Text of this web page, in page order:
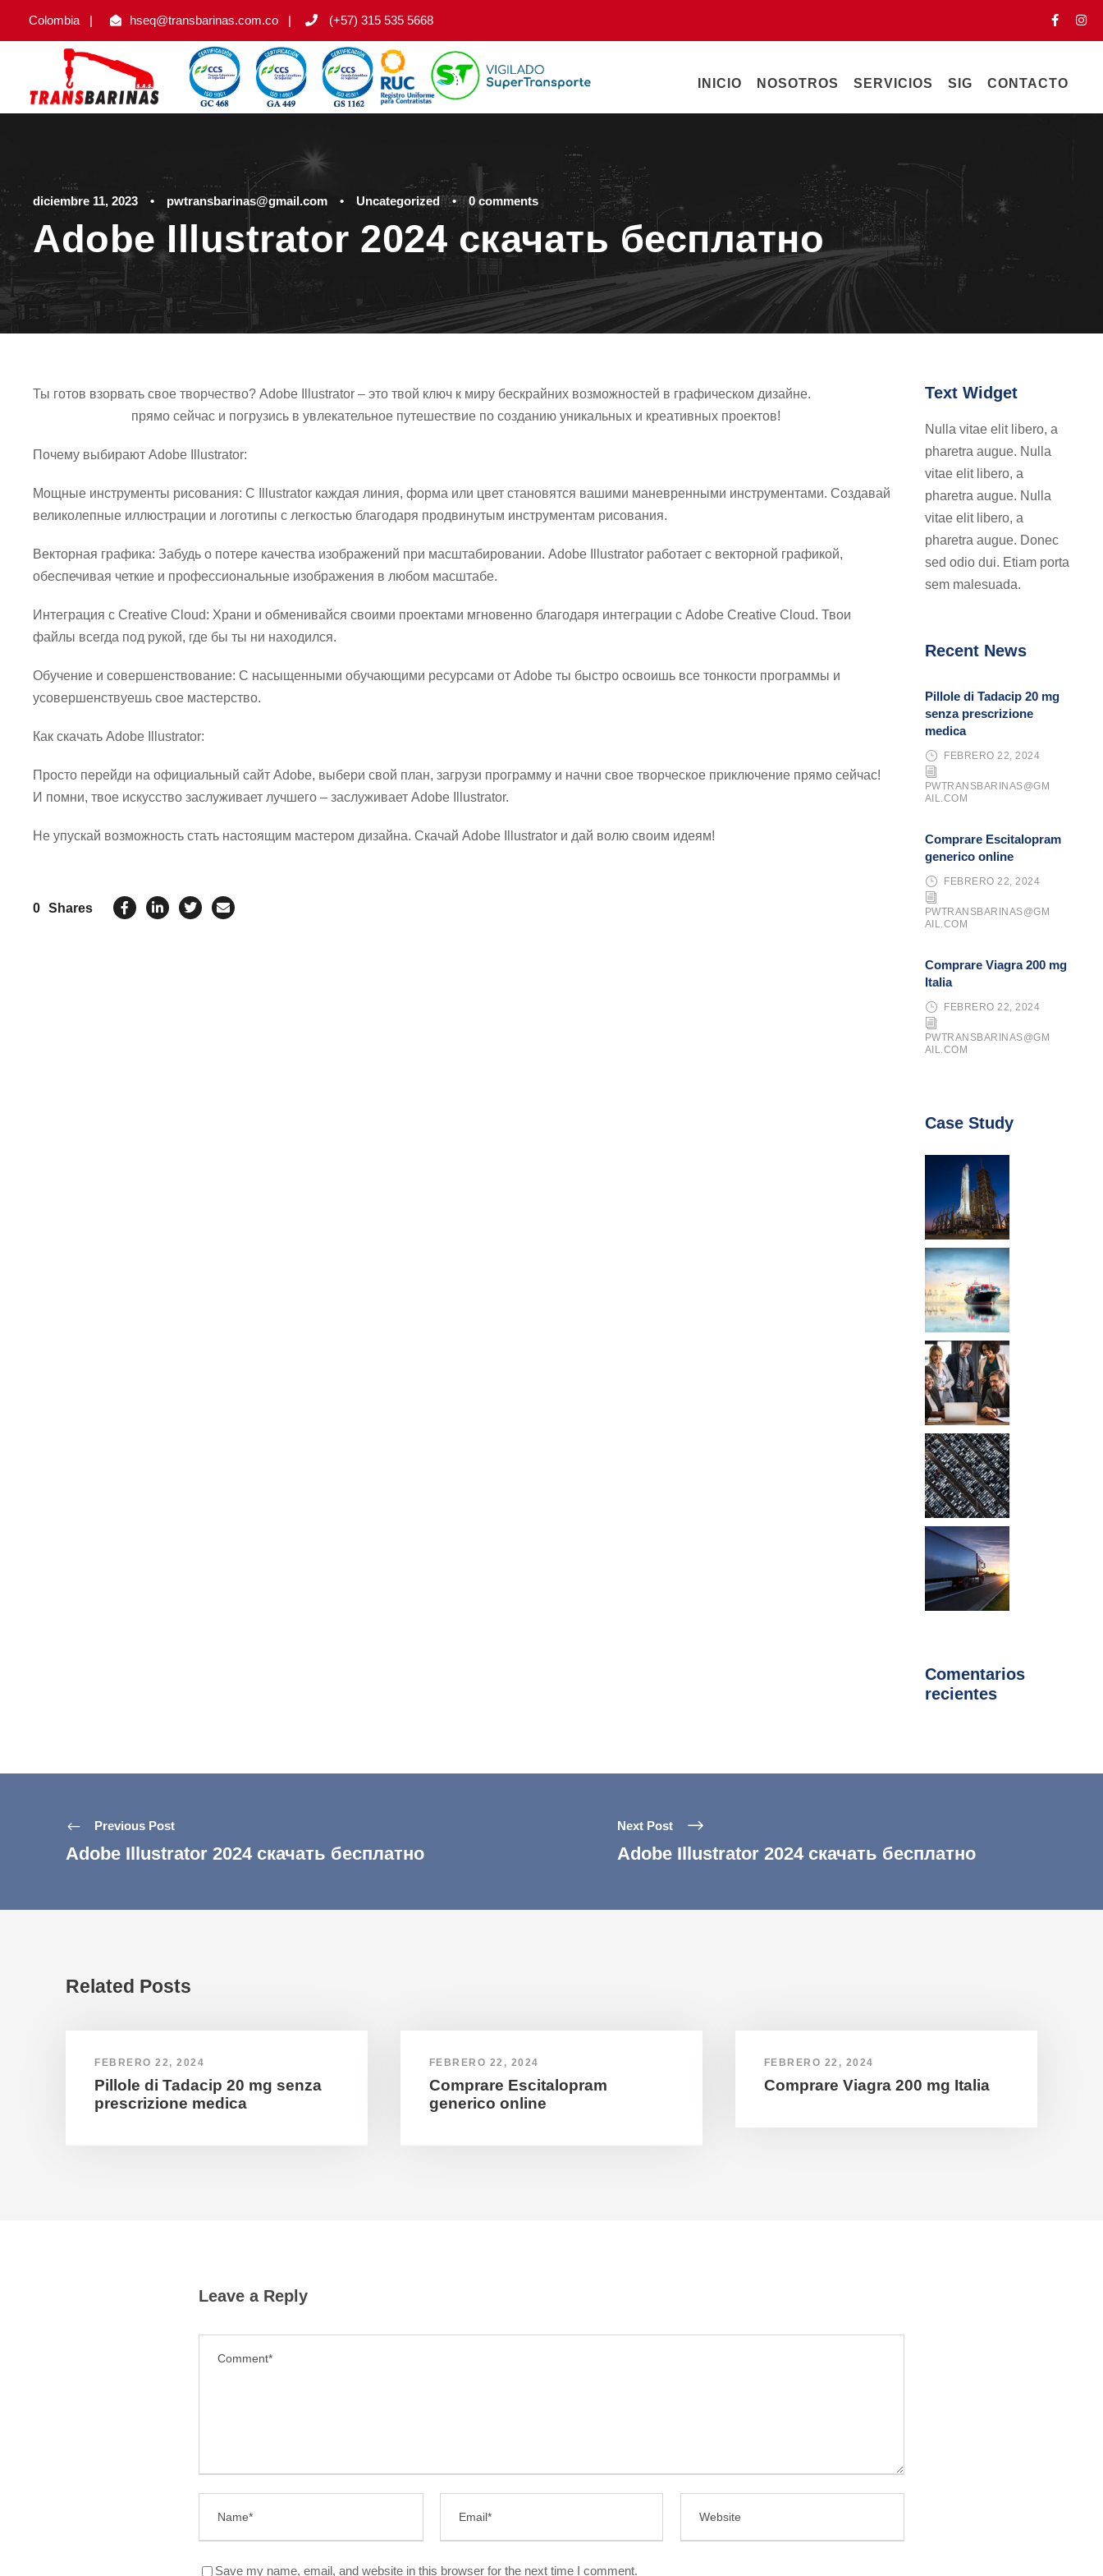
Colombia | hseq@transbarinas.com.co | (+57) 315 535 5668
INICIO NOSOTROS SERVICIOS SIG CONTACTO
diciembre 11, 2023 • pwtransbarinas@gmail.com • Uncategorized • 0 comments
Adobe Illustrator 2024 скачать бесплатно
Ты готов взорвать свое творчество? Adobe Illustrator – это твой ключ к миру бескрайних возможностей в графическом дизайне.
прямо сейчас и погрузись в увлекательное путешествие по созданию уникальных и креативных проектов!
Почему выбирают Adobe Illustrator:
Мощные инструменты рисования: С Illustrator каждая линия, форма или цвет становятся вашими маневренными инструментами. Создавай
великолепные иллюстрации и логотипы с легкостью благодаря продвинутым инструментам рисования.
Векторная графика: Забудь о потере качества изображений при масштабировании. Adobe Illustrator работает с векторной графикой,
обеспечивая четкие и профессиональные изображения в любом масштабе.
Интеграция с Creative Cloud: Храни и обменивайся своими проектами мгновенно благодаря интеграции с Adobe Creative Cloud. Твои
файлы всегда под рукой, где бы ты ни находился.
Обучение и совершенствование: С насыщенными обучающими ресурсами от Adobe ты быстро освоишь все тонкости программы и
усовершенствуешь свое мастерство.
Как скачать Adobe Illustrator:
Просто перейди на официальный сайт Adobe, выбери свой план, загрузи программу и начни свое творческое приключение прямо сейчас!
И помни, твое искусство заслуживает лучшего – заслуживает Adobe Illustrator.
Не упускай возможность стать настоящим мастером дизайна. Скачай Adobe Illustrator и дай волю своим идеям!
0 Shares
Text Widget
Nulla vitae elit libero, a
pharetra augue. Nulla
vitae elit libero, a
pharetra augue. Nulla
vitae elit libero, a
pharetra augue. Donec
sed odio dui. Etiam porta
sem malesuada.
Recent News
Pillole di Tadacip 20 mg
senza prescrizione
medica
FEBRERO 22, 2024
PWTRANSBARINAS@GM
AIL.COM
Comprare Escitalopram
generico online
FEBRERO 22, 2024
PWTRANSBARINAS@GM
AIL.COM
Comprare Viagra 200 mg
Italia
FEBRERO 22, 2024
PWTRANSBARINAS@GM
AIL.COM
Case Study
Comentarios
recientes
Previous Post
Adobe Illustrator 2024 скачать бесплатно
Next Post
Adobe Illustrator 2024 скачать бесплатно
Related Posts
FEBRERO 22, 2024
Pillole di Tadacip 20 mg senza
prescrizione medica
FEBRERO 22, 2024
Comprare Escitalopram
generico online
FEBRERO 22, 2024
Comprare Viagra 200 mg Italia
Leave a Reply
Save my name, email, and website in this browser for the next time I comment.